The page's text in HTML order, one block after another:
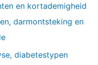
en kortademigheid
darmontsteking en
diabetestypen